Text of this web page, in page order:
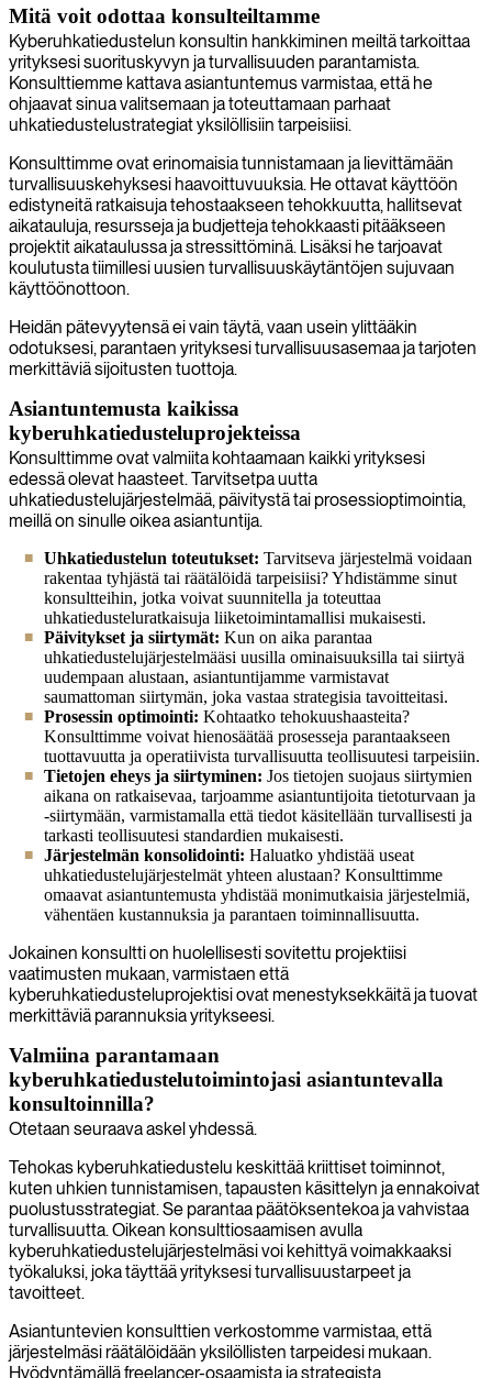
Mitä voit odottaa konsulteiltamme
Kyberuhkatiedustelun konsultin hankkiminen meiltä tarkoittaa
yrityksesi suorituskyvyn ja turvallisuuden parantamista.
Konsulttiemme kattava asiantuntemus varmistaa, että he
ohjaavat sinua valitsemaan ja toteuttamaan parhaat
uhkatiedustelustrategiat yksilöllisiin tarpeisiisi.
Konsulttimme ovat erinomaisia tunnistamaan ja lievittämään
turvallisuuskehyksesi haavoittuvuuksia. He ottavat käyttöön
edistyneitä ratkaisuja tehostaakseen tehokkuutta, hallitsevat
aikatauluja, resursseja ja budjetteja tehokkaasti pitääkseen
projektit aikataulussa ja stressittöminä. Lisäksi he tarjoavat
koulutusta tiimillesi uusien turvallisuuskäytäntöjen sujuvaan
käyttöönottoon.
Heidän pätevyytensä ei vain täytä, vaan usein ylittääkin
odotuksesi, parantaen yrityksesi turvallisuusasemaa ja tarjoten
merkittäviä sijoitusten tuottoja.
Asiantuntemusta kaikissa
kyberuhkatiedusteluprojekteissa
Konsulttimme ovat valmiita kohtaamaan kaikki yrityksesi
edessä olevat haasteet. Tarvitsetpa uutta
uhkatiedustelujärjestelmää, päivitystä tai prosessioptimointia,
meillä on sinulle oikea asiantuntija.
Uhkatiedustelun toteutukset: Tarvitseva järjestelmä voidaan
rakentaa tyhjästä tai räätälöidä tarpeisiisi? Yhdistämme sinut
konsultteihin, jotka voivat suunnitella ja toteuttaa
uhkatiedusteluratkaisuja liiketoimintamallisi mukaisesti.
Päivitykset ja siirtymät: Kun on aika parantaa
uhkatiedustelujärjestelmääsi uusilla ominaisuuksilla tai siirtyä
uudempaan alustaan, asiantuntijamme varmistavat
saumattoman siirtymän, joka vastaa strategisia tavoitteitasi.
Prosessin optimointi: Kohtaatko tehokuushaasteita?
Konsulttimme voivat hienosäätää prosesseja parantaakseen
tuottavuutta ja operatiivista turvallisuutta teollisuutesi tarpeisiin.
Tietojen eheys ja siirtyminen: Jos tietojen suojaus siirtymien
aikana on ratkaisevaa, tarjoamme asiantuntijoita tietoturvaan ja
-siirtymään, varmistamalla että tiedot käsitellään turvallisesti ja
tarkasti teollisuutesi standardien mukaisesti.
Järjestelmän konsolidointi: Haluatko yhdistää useat
uhkatiedustelujärjestelmät yhteen alustaan? Konsulttimme
omaavat asiantuntemusta yhdistää monimutkaisia järjestelmiä,
vähentäen kustannuksia ja parantaen toiminnallisuutta.
Jokainen konsultti on huolellisesti sovitettu projektiisi
vaatimusten mukaan, varmistaen että
kyberuhkatiedusteluprojektisi ovat menestyksekkäitä ja tuovat
merkittäviä parannuksia yritykseesi.
Valmiina parantamaan
kyberuhkatiedustelutoimintojasi asiantuntevalla
konsultoinnilla?
Otetaan seuraava askel yhdessä.
Tehokas kyberuhkatiedustelu keskittää kriittiset toiminnot,
kuten uhkien tunnistamisen, tapausten käsittelyn ja ennakoivat
puolustusstrategiat. Se parantaa päätöksentekoa ja vahvistaa
turvallisuutta. Oikean konsulttiosaamisen avulla
kyberuhkatiedustelujärjestelmäsi voi kehittyä voimakkaaksi
työkaluksi, joka täyttää yrityksesi turvallisuustarpeet ja
tavoitteet.
Asiantuntevien konsulttien verkostomme varmistaa, että
järjestelmäsi räätälöidään yksilöllisten tarpeidesi mukaan.
Hyödyntämällä freelancer-osaamista ja strategista